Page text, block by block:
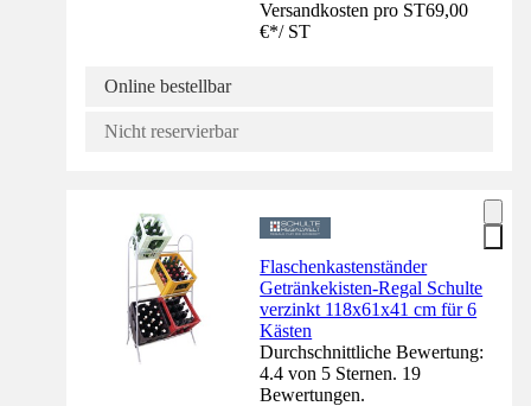
Versandkosten pro ST69,00
€*/ ST
Online bestellbar
Nicht reservierbar
Flaschenkastenständer
Getränkekisten-Regal Schulte
verzinkt 118x61x41 cm für 6
Kästen
Durchschnittliche Bewertung:
4.4 von 5 Sternen. 19
Bewertungen.